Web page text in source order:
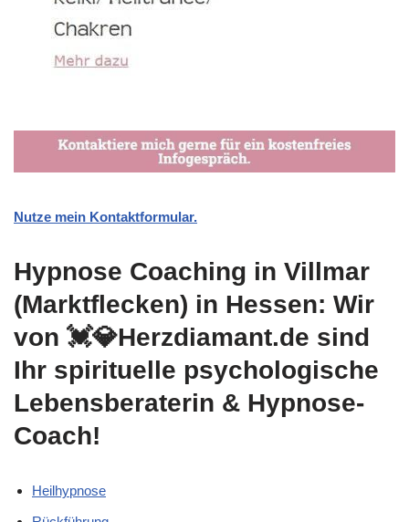
Nutze mein Kontaktformular.
Hypnose Coaching in Villmar
(Marktflecken) in Hessen: Wir
von 💓️💎Herzdiamant.de sind
Ihr spirituelle psychologische
Lebensberaterin & Hypnose-
Coach!
Heilhypnose